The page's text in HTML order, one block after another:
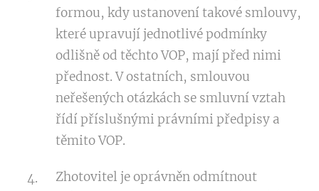
formou, kdy ustanovení takové smlouvy,
které upravují jednotlivé podmínky
odlišně od těchto VOP, mají před nimi
přednost. V ostatních, smlouvou
neřešených otázkách se smluvní vztah
řídí příslušnými právními předpisy a
těmito VOP.
Zhotovitel je oprávněn odmítnout